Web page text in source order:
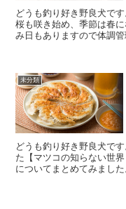
どうも釣り好き野良犬で
桜も咲き始め、季節は春
み日もありますので体調
未分類
どうも釣り好き野良犬で
た【マツコの知らない世
についてまとめてみまし